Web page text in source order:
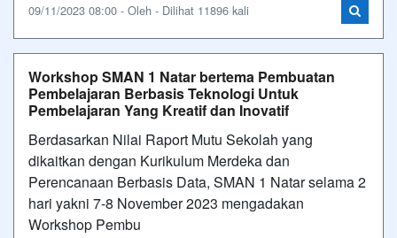
09/11/2023 08:00 - Oleh - Dilihat 11896 kali
Workshop SMAN 1 Natar bertema Pembuatan
Pembelajaran Berbasis Teknologi Untuk
Pembelajaran Yang Kreatif dan Inovatif
Berdasarkan Nilai Raport Mutu Sekolah yang
dikaitkan dengan Kurikulum Merdeka dan
Perencanaan Berbasis Data, SMAN 1 Natar selama 2
hari yakni 7-8 November 2023 mengadakan
Workshop Pembu